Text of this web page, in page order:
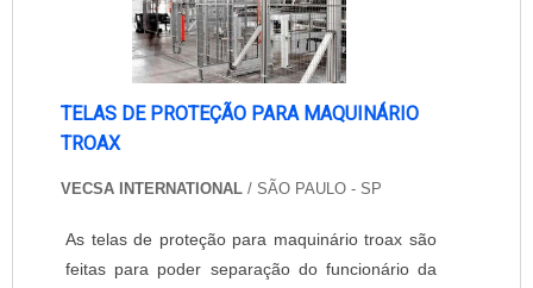
TELAS DE PROTEÇÃO PARA MAQUINÁRIO
TROAX
VECSA INTERNATIONAL / SÃO PAULO - SP
As telas de proteção para maquinário troax são
feitas para poder separação do funcionário da